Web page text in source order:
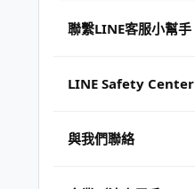
聯繫LINE客服小幫手
LINE Safety Center
與我們聯絡